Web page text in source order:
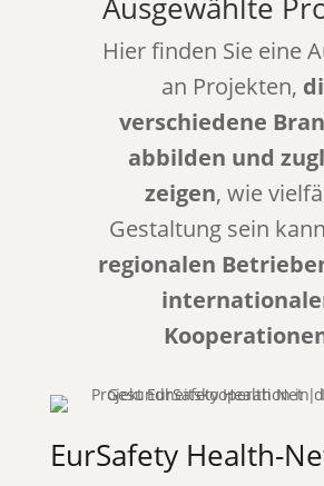
Hier finden Sie eine
an Projekten,
verschiedene
abbilden und
zeigen, wie
Gestaltung sein
regionalen
EurSafety Health-